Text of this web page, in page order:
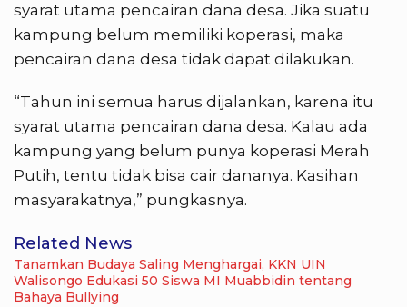
syarat utama pencairan dana desa. Jika suatu
kampung belum memiliki koperasi, maka
pencairan dana desa tidak dapat dilakukan.
“Tahun ini semua harus dijalankan, karena itu
syarat utama pencairan dana desa. Kalau ada
kampung yang belum punya koperasi Merah
Putih, tentu tidak bisa cair dananya. Kasihan
masyarakatnya,” pungkasnya.
Related News
Tanamkan Budaya Saling Menghargai, KKN UIN
Walisongo Edukasi 50 Siswa MI Muabbidin tentang
Bahaya Bullying